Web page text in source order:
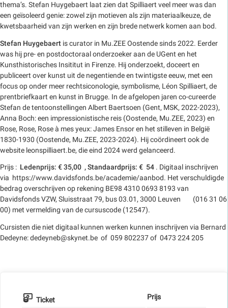
thema’s. Stefan Huygebaert laat zien dat Spilliaert veel meer was dan
een geïsoleerd genie: zowel zijn motieven als zijn materiaalkeuze, de
kwetsbaarheid van zijn werken en zijn brede netwerk komen aan bod.
Stefan Huygebaert is curator in Mu.ZEE Oostende sinds 2022. Eerder
was hij pre- en postdoctoraal onderzoeker aan de UGent en het
Kunsthistorisches Insititut in Firenze. Hij onderzoekt, doceert en
publiceert over kunst uit de negentiende en twintigste eeuw, met een
focus op onder meer rechtsiconologie, symbolisme, Léon Spilliaert, de
prentbriefkaart en kunst in Brugge. In de afgelopen jaren co-cureerde
Stefan de tentoonstellingen Albert Baertsoen (Gent, MSK, 2022-2023),
Anna Boch: een impressionistische reis (Oostende, Mu.ZEE, 2023) en
Rose, Rose, Rose à mes yeux: James Ensor en het stilleven in België
1830-1930 (Oostende, Mu.ZEE, 2023-2024). Hij coördineert ook de
website leonspilliaert.be, die eind 2024 werd gelanceerd.
Prijs : Ledenprijs: € 35,00 , Standaardprijs: € 54 . Digitaal inschrijven
via https://www.davidsfonds.be/academie/aanbod. Het verschuldigde
bedrag overschrijven op rekening BE98 4310 0693 8193 van
Davidsfonds VZW, Sluisstraat 79, bus 03.01, 3000 Leuven (016 31 06
00) met vermelding van de cursuscode (12547).
Cursisten die niet digitaal kunnen werken kunnen inschrijven via Bernard
Dedeyne: dedeyneb@skynet.be of 059 802237 of 0473 224 205
Ticket
Prijs